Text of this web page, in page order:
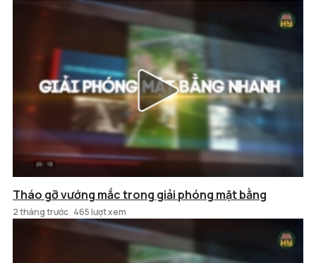
Tháo gỡ vướng mắc trong giải phóng mặt bằng
2 tháng trước 465 lượt xem